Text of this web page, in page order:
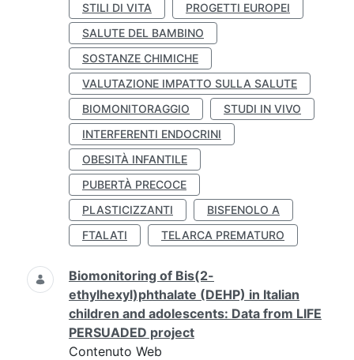
STILI DI VITA
PROGETTI EUROPEI
SALUTE DEL BAMBINO
SOSTANZE CHIMICHE
VALUTAZIONE IMPATTO SULLA SALUTE
BIOMONITORAGGIO
STUDI IN VIVO
INTERFERENTI ENDOCRINI
OBESITÀ INFANTILE
PUBERTÀ PRECOCE
PLASTICIZZANTI
BISFENOLO A
FTALATI
TELARCA PREMATURO
Biomonitoring of Bis(2-
ethylhexyl)phthalate (DEHP) in Italian
children and adolescents: Data from LIFE
PERSUADED project
Contenuto Web